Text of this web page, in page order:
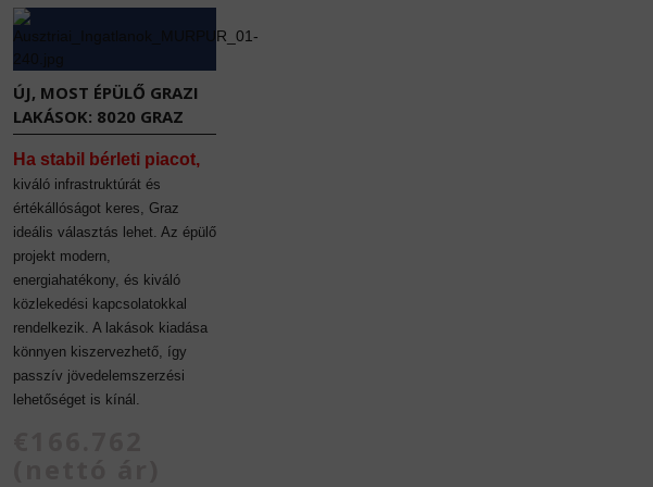
ÚJ, MOST ÉPÜLŐ GRAZI
LAKÁSOK: 8020 GRAZ
Ha stabil bérleti piacot,
kiváló infrastruktúrát és
értékállóságot keres, Graz
ideális választás lehet. Az épülő
projekt modern,
energiahatékony, és kiváló
közlekedési kapcsolatokkal
rendelkezik. A lakások kiadása
könnyen kiszervezhető, így
passzív jövedelemszerzési
lehetőséget is kínál.